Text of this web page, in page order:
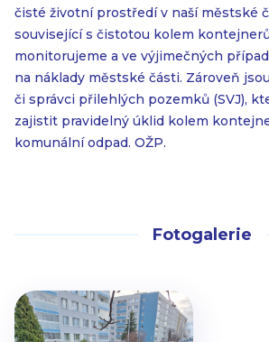
čisté životní prostředí v naší městské
související s čistotou kolem
monitorujeme a ve výjimečných
na náklady městské části. Zároveň
či správci přilehlých pozemků (SVJ),
zajistit pravidelný úklid kolem
komunální odpad. OŽP.
Fotogalerie